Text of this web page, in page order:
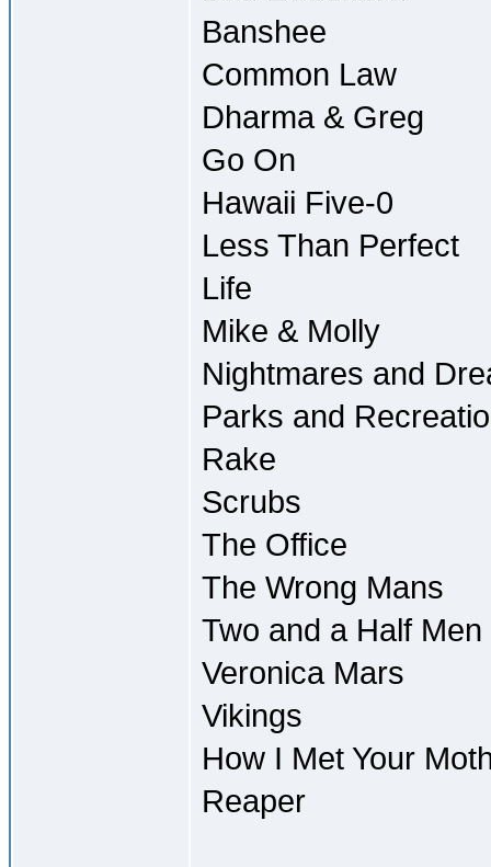
Banshee
Common Law
Dharma & Greg
Go On
Hawaii Five-0
Less Than Perfect
Life
Mike & Molly
Nightmares and
Parks and
Rake
Scrubs
The Office
The Wrong Mans
Two and a Half Men
Veronica Mars
Vikings
How I Met Your
Reaper